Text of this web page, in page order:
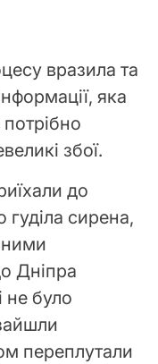
вразила та
яка
збої.
до
гуділа сирена,
Дніпра
не було
переплутали